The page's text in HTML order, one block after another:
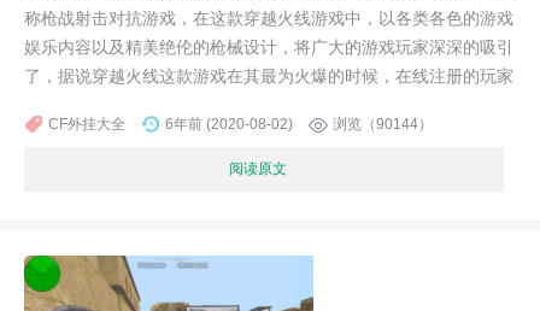
称枪战射击对抗游戏，在这款穿越火线游戏中，以各类各色的游戏
娱乐内容以及精美绝伦的枪械设计，将广大的游戏玩家深深的吸引
了，据说穿越火线这款游戏在其最为火爆的时候，在线注册的玩家
CF外挂大全 6年前 (2020-08-02) 浏览（90144）
阅读原文